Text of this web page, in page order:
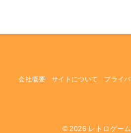
会社概要 サイトについて プライ
© 2026 レトロゲー